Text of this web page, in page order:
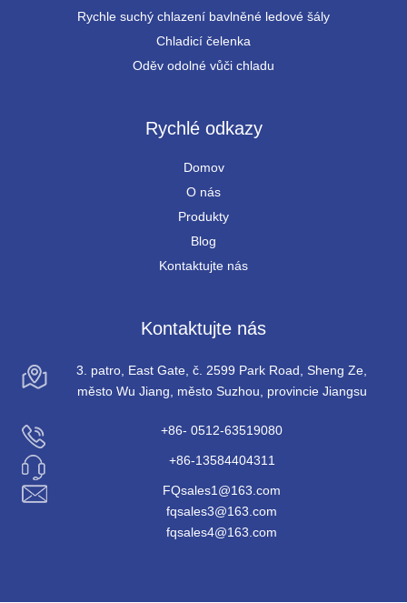
Rychle suchý chlazení bavlněné ledové šály
Chladicí čelenka
Oděv odolné vůči chladu
Rychlé odkazy
Domov
O nás
Produkty
Blog
Kontaktujte nás
Kontaktujte nás
3. patro, East Gate, č. 2599 Park Road, Sheng Ze,
město Wu Jiang, město Suzhou, provincie Jiangsu
+86- 0512-63519080
+86-13584404311
FQsales1@163.com
fqsales3@163.com
fqsales4@163.com